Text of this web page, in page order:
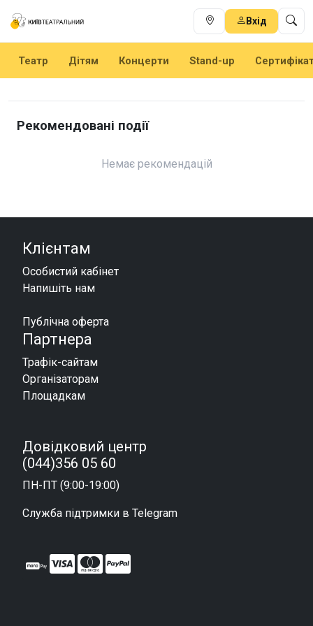
Вхід
Театр Дітям Концерти Stand-up
Рекомендовані події
Немає рекомендацій
Клієнтам
Особистий кабінет
Напишіть нам
Публічна оферта
Партнера
Трафік-сайтам
Організаторам
Площадкам
Довідковий центр
(044)356 05 60
ПН-ПТ (9:00-19:00)
Служба підтримки в Telegram